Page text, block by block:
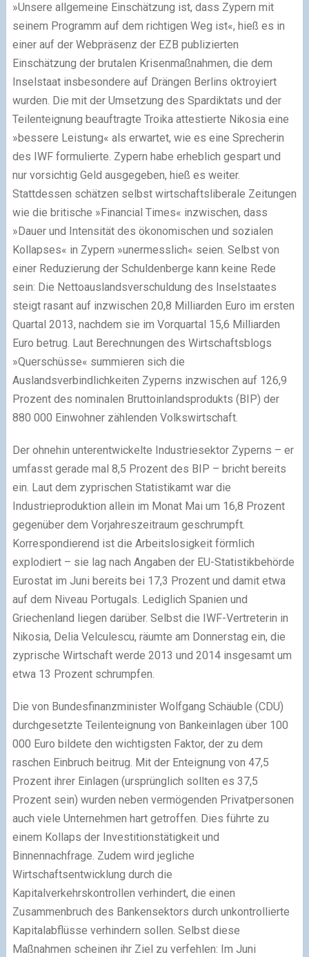
»Unsere allgemeine Einschätzung ist, dass Zypern mit
seinem Programm auf dem richtigen Weg ist«, hieß es in
einer auf der Webpräsenz der EZB publizierten
Einschätzung der brutalen Krisenmaßnahmen, die dem
Inselstaat insbesondere auf Drängen Berlins oktroyiert
wurden. Die mit der Umsetzung des Spardiktats und der
Teilenteignung beauftragte Troika attestierte Nikosia eine
»bessere Leistung« als erwartet, wie es eine Sprecherin
des IWF formulierte. Zypern habe erheblich gespart und
nur vorsichtig Geld ausgegeben, hieß es weiter.
Stattdessen schätzen selbst wirtschaftsliberale Zeitungen
wie die britische »Financial Times« inzwischen, dass
»Dauer und Intensität des ökonomischen und sozialen
Kollapses« in Zypern »unermesslich« seien. Selbst von
einer Reduzierung der Schuldenberge kann keine Rede
sein: Die Nettoauslandsverschuldung des Inselstaates
steigt rasant auf inzwischen 20,8 Milliarden Euro im ersten
Quartal 2013, nachdem sie im Vorquartal 15,6 Milliarden
Euro betrug. Laut Berechnungen des Wirtschaftsblogs
»Querschüsse« summieren sich die
Auslandsverbindlichkeiten Zyperns inzwischen auf 126,9
Prozent des nominalen Bruttoinlandsprodukts (BIP) der
880 000 Einwohner zählenden Volkswirtschaft.
Der ohnehin unterentwickelte Industriesektor Zyperns – er
umfasst gerade mal 8,5 Prozent des BIP – bricht bereits
ein. Laut dem zyprischen Statistikamt war die
Industrieproduktion allein im Monat Mai um 16,8 Prozent
gegenüber dem Vorjahreszeitraum geschrumpft.
Korrespondierend ist die Arbeitslosigkeit förmlich
explodiert – sie lag nach Angaben der EU-Statistikbehörde
Eurostat im Juni bereits bei 17,3 Prozent und damit etwa
auf dem Niveau Portugals. Lediglich Spanien und
Griechenland liegen darüber. Selbst die IWF-Vertreterin in
Nikosia, Delia Velculescu, räumte am Donnerstag ein, die
zyprische Wirtschaft werde 2013 und 2014 insgesamt um
etwa 13 Prozent schrumpfen.
Die von Bundesfinanzminister Wolfgang Schäuble (CDU)
durchgesetzte Teilenteignung von Bankeinlagen über 100
000 Euro bildete den wichtigsten Faktor, der zu dem
raschen Einbruch beitrug. Mit der Enteignung von 47,5
Prozent ihrer Einlagen (ursprünglich sollten es 37,5
Prozent sein) wurden neben vermögenden Privatpersonen
auch viele Unternehmen hart getroffen. Dies führte zu
einem Kollaps der Investitionstätigkeit und
Binnennachfrage. Zudem wird jegliche
Wirtschaftsentwicklung durch die
Kapitalverkehrskontrollen verhindert, die einen
Zusammenbruch des Bankensektors durch unkontrollierte
Kapitalabflüsse verhindern sollen. Selbst diese
Maßnahmen scheinen ihr Ziel zu verfehlen: Im Juni